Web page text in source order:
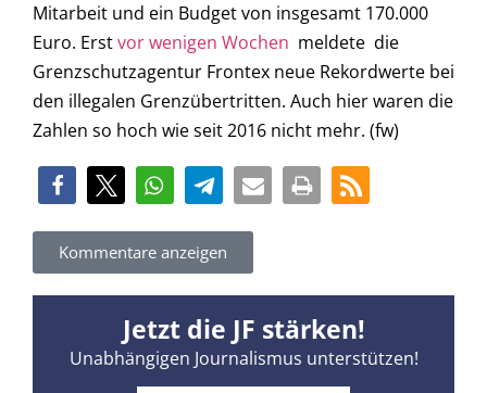
Mitarbeit und ein Budget von insgesamt 170.000
Euro. Erstvor wenigen Wochen meldete die
Grenzschutzagentur Frontex neue Rekordwerte bei
den illegalen Grenzübertritten. Auch hier waren die
Zahlen so hoch wie seit 2016 nicht mehr. (fw)
Kommentare anzeigen
Jetzt die JF stärken!
Unabhängigen Journalismus unterstützen!